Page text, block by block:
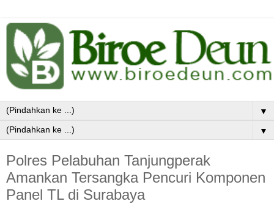
▼
▼
Polres Pelabuhan Tanjungperak
Amankan Tersangka Pencuri Komponen
Panel TL di Surabaya